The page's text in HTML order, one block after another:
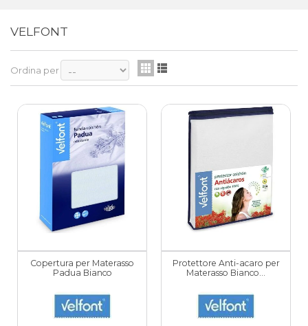
VELFONT
Ordina per
Copertura per Materasso
Padua Bianco
Protettore Anti-acaro per
Materasso Bianco...